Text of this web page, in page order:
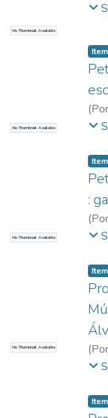
No Thumbnail Available
No Thumbnail Available
Item
(
No Thumbnail Available
Item
:
(
No Thumbnail Available
Item
(
Item